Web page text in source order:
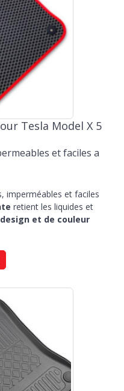
Tesla Model X 5
et faciles a
imperméables et faciles
retient les liquides et
design et de couleur